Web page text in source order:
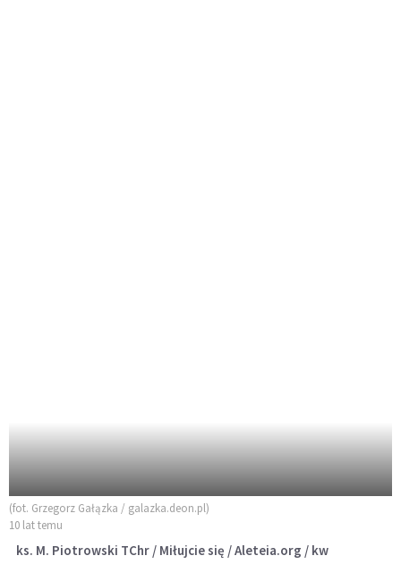
(fot. Grzegorz Gałązka / galazka.deon.pl)
10 lat temu
ks. M. Piotrowski TChr / Miłujcie się / Aleteia.org / kw